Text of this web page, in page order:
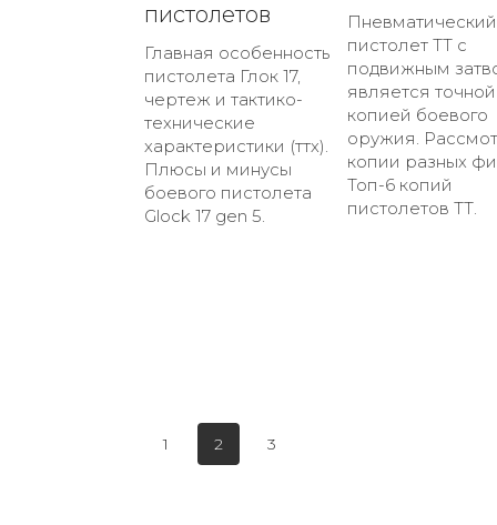
пистолетов
Главная особенность
пистолета Глок 17,
чертеж и тактико-
технические
характеристики (ттх).
Плюсы и минусы
боевого пистолета
Glock 17 gen 5.
Пневматический
пистолет ТТ с
подвижным
является точной
копией боевого
оружия.
копии разных
Топ-6 копий
пистолетов ТТ.
1 2 3